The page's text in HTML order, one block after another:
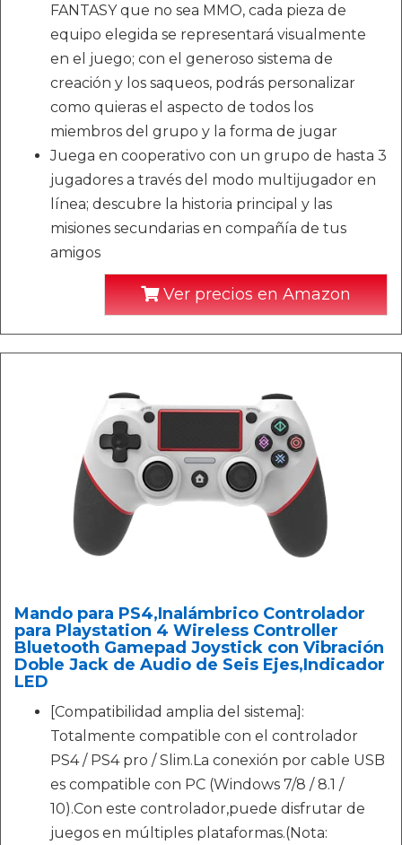
FANTASY que no sea MMO, cada pieza de
equipo elegida se representará visualmente
en el juego; con el generoso sistema de
creación y los saqueos, podrás personalizar
como quieras el aspecto de todos los
miembros del grupo y la forma de jugar
Juega en cooperativo con un grupo de hasta 3
jugadores a través del modo multijugador en
línea; descubre la historia principal y las
misiones secundarias en compañía de tus
amigos
Ver precios en Amazon
Mando para PS4,Inalámbrico Controlador
para Playstation 4 Wireless Controller
Bluetooth Gamepad Joystick con Vibración
Doble Jack de Audio de Seis Ejes,Indicador
LED
[Compatibilidad amplia del sistema]:
Totalmente compatible con el controlador
PS4 / PS4 pro / Slim.La conexión por cable USB
es compatible con PC (Windows 7/8 / 8.1 /
10).Con este controlador,puede disfrutar de
juegos en múltiples plataformas.(Nota: